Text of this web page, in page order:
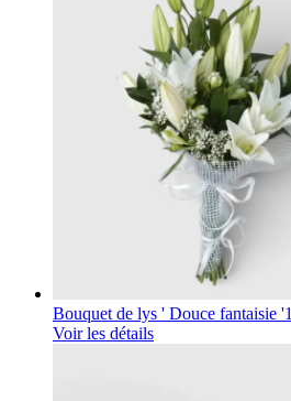
Bouquet de lys ' Douce fantaisie '
Voir les détails